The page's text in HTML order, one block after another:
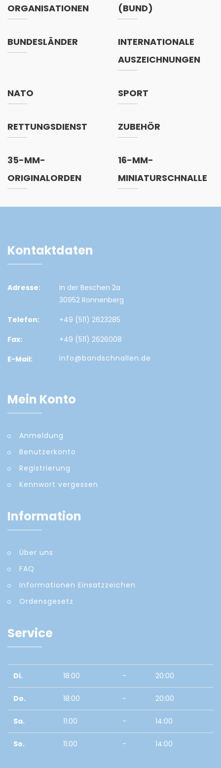
ORGANISATIONEN
(BUND)
BUNDESLÄNDER
INTERNATIONALE
AUSZEICHNUNGEN
NATO SPORT
RETTUNGSDIENST ZUBEHÖR
35-MM-
ORIGINALORDEN
16-MM-
MINIATURSCHNALLE
Kontaktdaten
Adresse:
In der Beschen 2a
30952 Ronnenberg
Telefon:
+49 (511) 2623285
Fax:
+49 (511) 2626008
E-Mail:
info@bandschnallen.de
Mein Konto
Anmeldung
Benutzerkonto
Registrierung
Kennwort vergessen
Information
Über uns
FAQ
Informationen Einsatzzeichen
Ordensgesetz
Service
Di. 18:00 - 20:00
Do. 18:00 - 20:00
Sa. 11:00 - 14:00
So. 11:00 - 14:00